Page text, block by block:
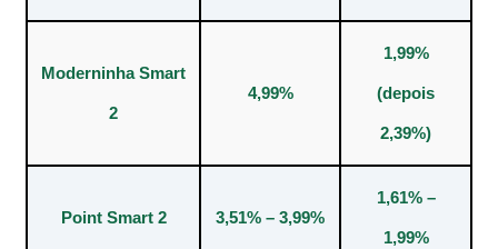
Moderninha Smart
2
4,99%
1,99%
(depois
2,39%)
Point Smart 2 3,51% – 3,99%
1,61% –
1,99%